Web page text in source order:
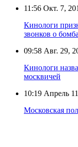
11:56 Окт. 7,
Кинологи
звонков о
09:58 Авг. 29,
Кинологи
москвичей
10:19 Апрель
Московская